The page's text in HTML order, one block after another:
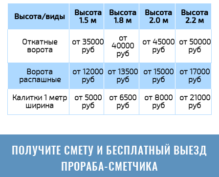
Высота/виды Высота
1.5 м
Высота
1.8 м
Высота
2.0 м
Высота
2.2 м
Откатные
ворота
от 35000
руб
от
40000
руб
от 45000
руб
от 50000
руб
Ворота
распашные
от 12000
руб
от 13500
руб
от 15000
руб
от 17000
руб
Калитки 1 метр
ширина
от 5000
руб
от 6500
руб
от 8000
руб
от 21000
руб
ПОЛУЧИТЕ СМЕТУ И БЕСПЛАТНЫЙ ВЫЕЗД
ПРОРАБА-СМЕТЧИКА